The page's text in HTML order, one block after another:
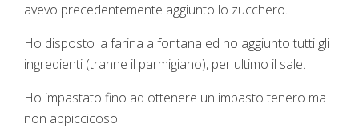
avevo precedentemente aggiunto lo zucchero.
Ho disposto la farina a fontana ed ho aggiunto tutti gli
ingredienti (tranne il parmigiano), per ultimo il sale.
Ho impastato fino ad ottenere un impasto tenero ma
non appiccicoso.